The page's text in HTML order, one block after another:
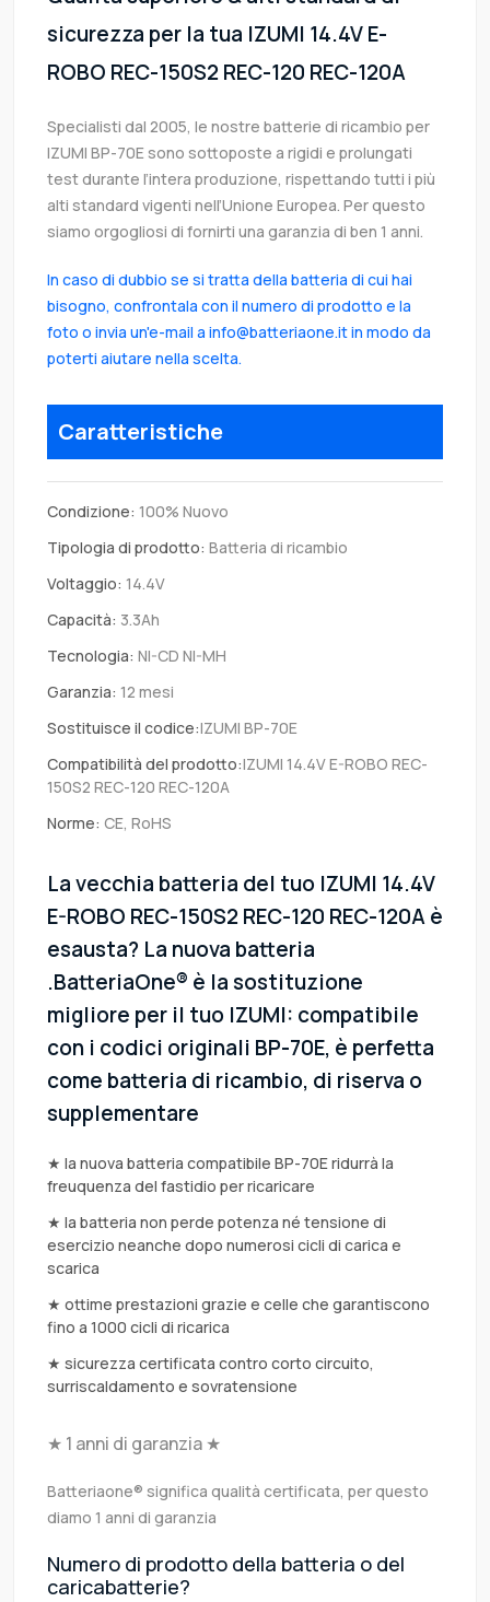
sicurezza per la tua IZUMI 14.4V E-
ROBO REC-150S2 REC-120 REC-120A
Specialisti dal 2005, le nostre batterie di ricambio per
IZUMI BP-70E sono sottoposte a rigidi e prolungati
test durante l’intera produzione, rispettando tutti i più
alti standard vigenti nell’Unione Europea. Per questo
siamo orgogliosi di fornirti una garanzia di ben 1 anni.
In caso di dubbio se si tratta della batteria di cui hai
bisogno, confrontala con il numero di prodotto e la
foto o invia un'e-mail a info@batteriaone.it in modo da
poterti aiutare nella scelta.
Caratteristiche
Condizione: 100% Nuovo
Tipologia di prodotto: Batteria di ricambio
Voltaggio: 14.4V
Capacità: 3.3Ah
Tecnologia: NI-CD NI-MH
Garanzia: 12 mesi
Sostituisce il codice:IZUMI BP-70E
Compatibilità del prodotto:IZUMI 14.4V E-ROBO REC-
150S2 REC-120 REC-120A
Norme: CE, RoHS
La vecchia batteria del tuo IZUMI 14.4V
E-ROBO REC-150S2 REC-120 REC-120A è
esausta? La nuova batteria
.BatteriaOne® è la sostituzione
migliore per il tuo IZUMI: compatibile
con i codici originali BP-70E, è perfetta
come batteria di ricambio, di riserva o
supplementare
★ la nuova batteria compatibile BP-70E ridurrà la
freuquenza del fastidio per ricaricare
★ la batteria non perde potenza né tensione di
esercizio neanche dopo numerosi cicli di carica e
scarica
★ ottime prestazioni grazie e celle che garantiscono
fino a 1000 cicli di ricarica
★ sicurezza certificata contro corto circuito,
surriscaldamento e sovratensione
★ 1 anni di garanzia ★
Batteriaone® significa qualità certificata, per questo
diamo 1 anni di garanzia
Numero di prodotto della batteria o del
caricabatterie?